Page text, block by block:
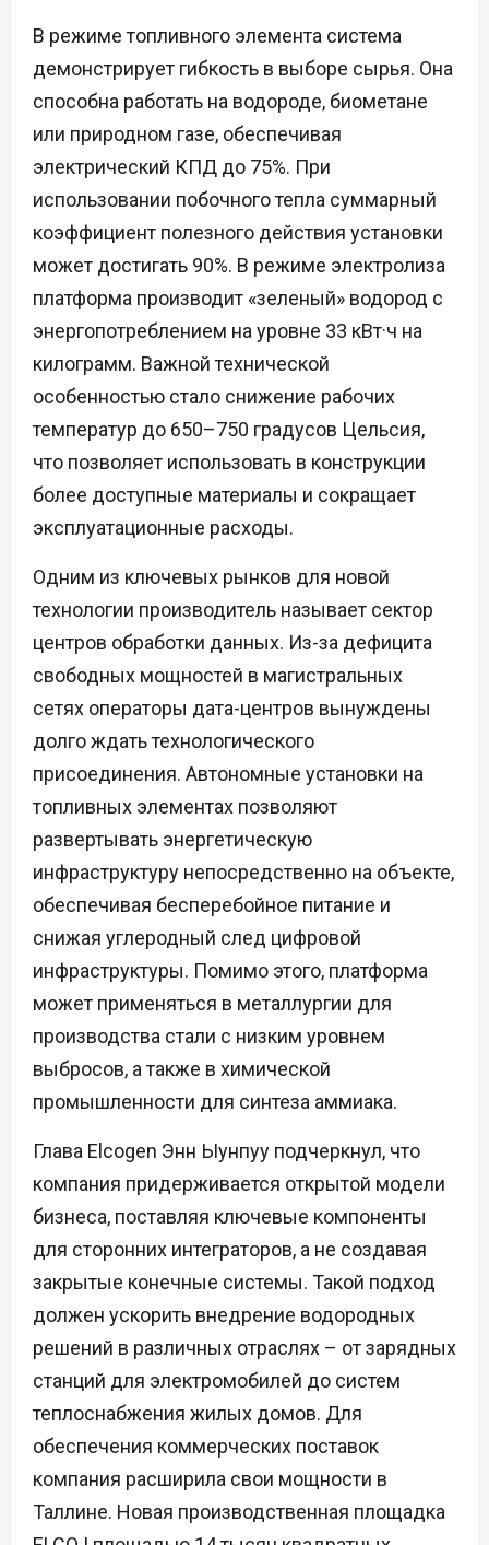
В режиме топливного элемента система
демонстрирует гибкость в выборе сырья. Она
способна работать на водороде, биометане
или природном газе, обеспечивая
электрический КПД до 75%. При
использовании побочного тепла суммарный
коэффициент полезного действия установки
может достигать 90%. В режиме электролиза
платформа производит «зеленый» водород с
энергопотреблением на уровне 33 кВт·ч на
килограмм. Важной технической
особенностью стало снижение рабочих
температур до 650–750 градусов Цельсия,
что позволяет использовать в конструкции
более доступные материалы и сокращает
эксплуатационные расходы.
Одним из ключевых рынков для новой
технологии производитель называет сектор
центров обработки данных. Из-за дефицита
свободных мощностей в магистральных
сетях операторы дата-центров вынуждены
долго ждать технологического
присоединения. Автономные установки на
топливных элементах позволяют
развертывать энергетическую
инфраструктуру непосредственно на объекте,
обеспечивая бесперебойное питание и
снижая углеродный след цифровой
инфраструктуры. Помимо этого, платформа
может применяться в металлургии для
производства стали с низким уровнем
выбросов, а также в химической
промышленности для синтеза аммиака.
Глава Elcogen Энн Ыунпуу подчеркнул, что
компания придерживается открытой модели
бизнеса, поставляя ключевые компоненты
для сторонних интеграторов, а не создавая
закрытые конечные системы. Такой подход
должен ускорить внедрение водородных
решений в различных отраслях – от зарядных
станций для электромобилей до систем
теплоснабжения жилых домов. Для
обеспечения коммерческих поставок
компания расширила свои мощности в
Таллине. Новая производственная площадка